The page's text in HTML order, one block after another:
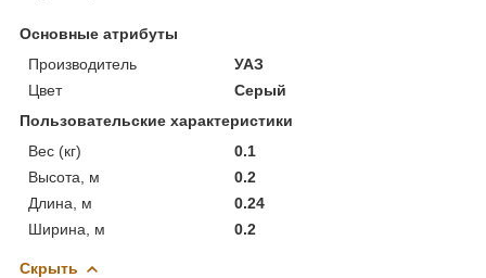
Основные атрибуты
Производитель
УАЗ
Цвет
Серый
Пользовательские характеристики
Вес (кг)
0.1
Высота, м
0.2
Длина, м
0.24
Ширина, м
0.2
Скрыть